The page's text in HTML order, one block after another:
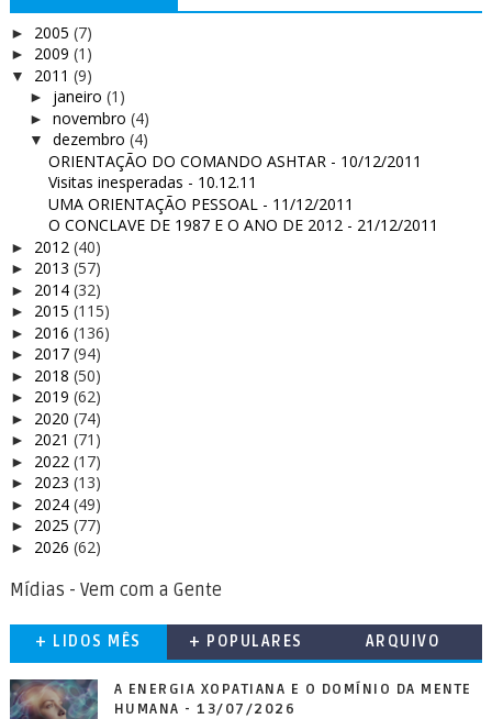
► 2005 (7)
► 2009 (1)
▼ 2011 (9)
► janeiro (1)
► novembro (4)
▼ dezembro (4)
ORIENTAÇÃO DO COMANDO ASHTAR - 10/12/2011
Visitas inesperadas - 10.12.11
UMA ORIENTAÇÃO PESSOAL - 11/12/2011
O CONCLAVE DE 1987 E O ANO DE 2012 - 21/12/2011
► 2012 (40)
► 2013 (57)
► 2014 (32)
► 2015 (115)
► 2016 (136)
► 2017 (94)
► 2018 (50)
► 2019 (62)
► 2020 (74)
► 2021 (71)
► 2022 (17)
► 2023 (13)
► 2024 (49)
► 2025 (77)
► 2026 (62)
Mídias - Vem com a Gente
+ LIDOS MÊS + POPULARES ARQUIVO
A ENERGIA XOPATIANA E O DOMÍNIO DA MENTE
HUMANA - 13/07/2026